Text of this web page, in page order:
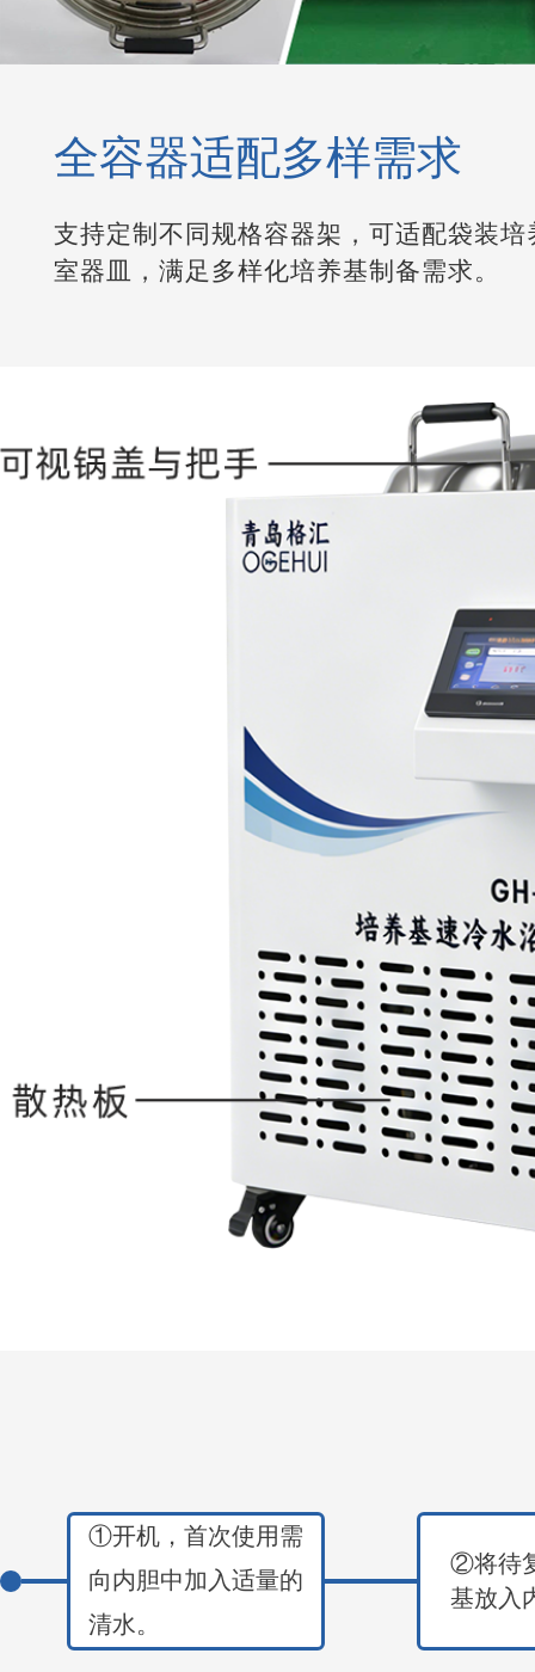
全容器适配多样需求
支持定制不同规格容器架，可适配袋装
室器皿，满足多样化培养基制备需求。
①开机，首次使用需
向内胆中加入适量的
清水。
②将待
基放入